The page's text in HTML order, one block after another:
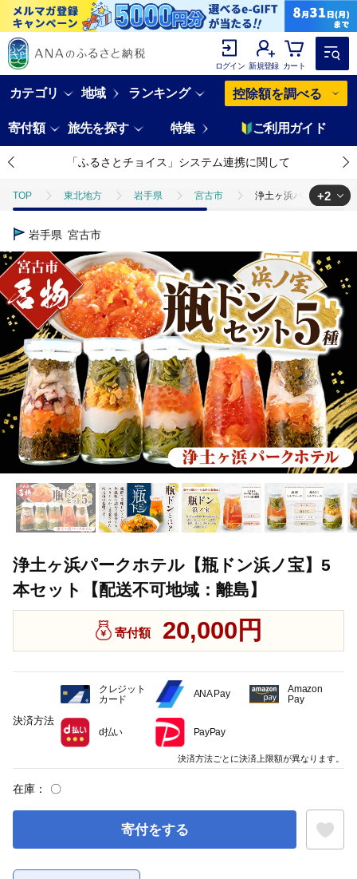
ログイン 新規登録 カート
カテゴリ 地域 ランキング 控除額を調べる
寄付額 旅先を探す 特集 ご利用ガイド
「ふるさとチョイス」システム連携に関して
TOP 東北地方 岩手県 宮古市 浄土ヶ浜パークホテル
TOP
TOP 加工食品 ほかの加工食品 浄土ヶ浜パークホテル【瓶
+2
岩手県 宮古市
浄土ヶ浜パークホテル【瓶ドン浜ノ宝】5
本セット【配送不可地域：離島】
寄付額 20,000円
在庫： 〇
寄付をする
決済方法
クレジット
カード
ANA Pay
Amazon
Pay
d払い PayPay
決済方法ごとに決済上限額が異なります。